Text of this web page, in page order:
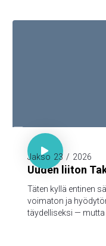
kautta varjellutte
Hepr. 7:18-19

Jakso 23 / 2026
Uuden liiton
Täten kyllä entinen
voimaton ja
täydelliseksi —